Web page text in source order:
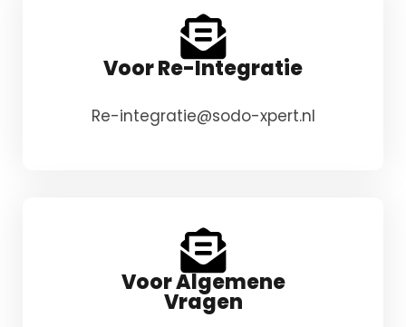
Voor Re-Integratie
Re-integratie@sodo-xpert.nl
Voor Algemene
Vragen